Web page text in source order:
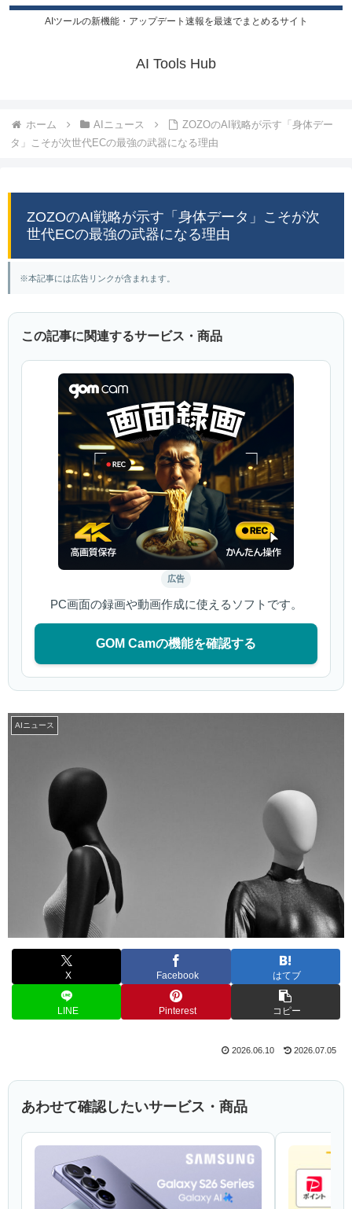
AIツールの新機能・アップデート速報を最速でまとめるサイト
AI Tools Hub
ホーム AIニュース
ZOZOのAI戦略が示す「身体デー
タ」こそが次世代ECの最強の武器になる理由
ZOZOのAI戦略が示す「身体データ」こそが次
世代ECの最強の武器になる理由
※本記事には広告リンクが含まれます。
この記事に関連するサービス・商品
広告
PC画面の録画や動画作成に使えるソフトです。
GOM Camの機能を確認する
AIニュース
X Facebook はてブ
LINE Pinterest コピー
2026.06.10 2026.07.05
あわせて確認したいサービス・商品